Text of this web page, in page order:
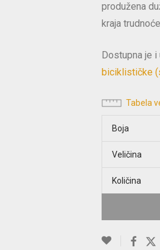
produžena
kraja
Dostupna je i
biciklističke
Tabela
Boja
Veličina
Količina